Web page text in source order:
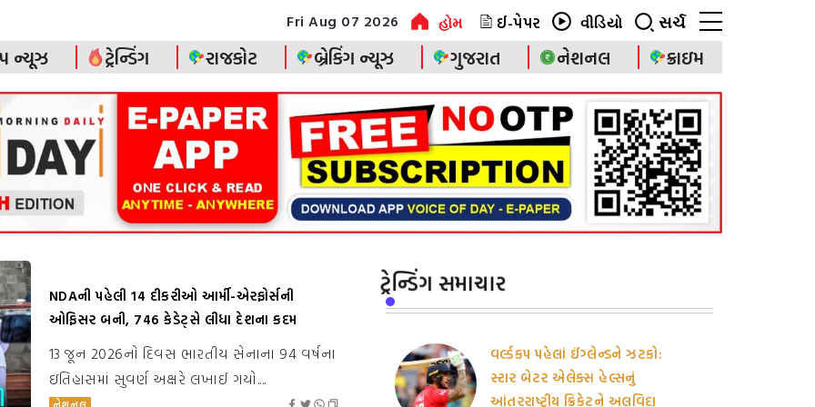
Fri Aug 07 2026 હોમ ઈ-પેપર વીડિયો સર્ચ
ન્યૂઝ ટ્રેન્ડિંગ રાજકોટ બ્રેકિંગ ન્યૂઝ ગુજરાત નેશનલ ક્રાઇમ
NDAની પહેલી 14 દીકરીઓ આર્મી-એરફોર્સની
ઓફિસર બની, 746 કેડેટ્સે લીધા દેશના કદમ
13 જૂન 2026નો દિવસ ભારતીય સેનાના 94 વર્ષના
ઇતિહાસમાં સુવર્ણ અક્ષરે લખાઈ ગયો....
ટ્રેન્ડિંગ સમાચાર
વર્લ્ડકપ પહેલાં ઈંગ્લેન્ડને ઝટકો:
સ્ટાર બેટર એલેક્સ હેલ્સનું
આંતરરાષ્ટ્રીય ક્રિકેટને અલવિદા